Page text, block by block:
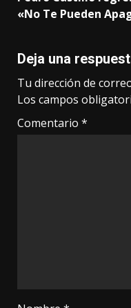
«No Te Pueden
Deja una
Tu dirección de
Los campos
Comentario *